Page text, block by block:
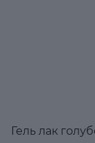
Гель лак